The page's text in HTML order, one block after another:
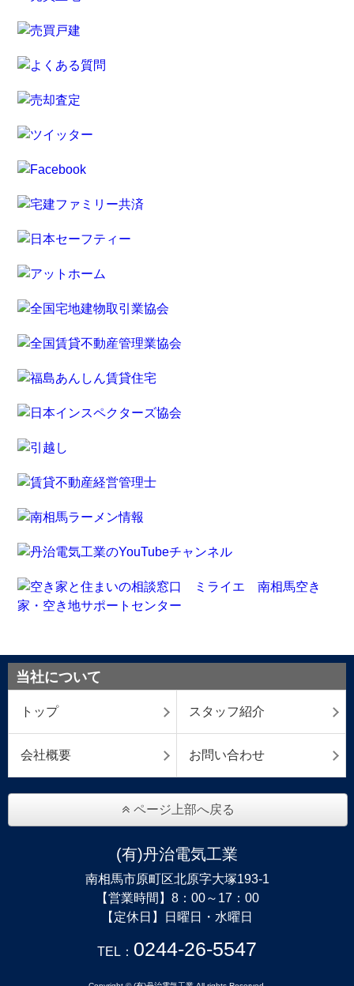
当社について
トップ スタッフ紹介
会社概要 お問い合わせ
ページ上部へ戻る
(有)丹治電気工業
南相馬市原町区北原字大塚193-1
【営業時間】8：00～17：00
【定休日】日曜日・水曜日
TEL： 0244-26-5547